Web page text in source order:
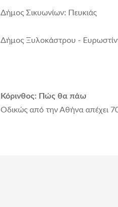
Δήμος Σικυωνίων: Πευκιάς
Δήμος Ξυλοκάστρου -
Κόρινθος: Πώς θα πάω
Οδικώς από την Αθήνα απέχει